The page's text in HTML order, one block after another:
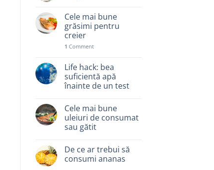
Cele mai bune
grăsimi pentru
creier
1 Comment
Life hack: bea
suficientă apă
înainte de un test
Cele mai bune
uleiuri de consumat
sau gătit
De ce ar trebui să
consumi ananas